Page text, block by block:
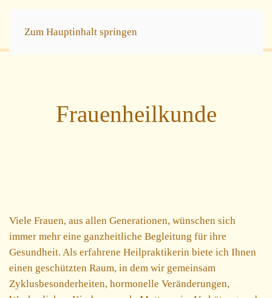
Zum Hauptinhalt springen
Frauenheilkunde
Viele Frauen, aus allen Generationen, wünschen sich
immer mehr eine ganzheitliche Begleitung für ihre
Gesundheit. Als erfahrene Heilpraktikerin biete ich Ihnen
einen geschützten Raum, in dem wir gemeinsam
Zyklusbesonderheiten, hormonelle Veränderungen,